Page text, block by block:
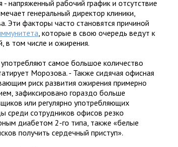
напряженный рабочий график и отсутствие
генеральный директор клиники,
Эти факторы часто становятся причиной
, которые в свою очередь ведут к
в том числе и ожирения.
самое большое количество
Морозова. - Также сидячая офисная
риск развития ожирения примерно
зафиксировано гораздо больше
или регулярно употребляющих
среди сотрудников офисов резко
диабетом 2-го типа, также «белые
получить сердечный приступ».